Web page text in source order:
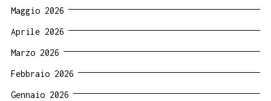
Maggio 2026
Aprile 2026
Marzo 2026
Febbraio 2026
Gennaio 2026